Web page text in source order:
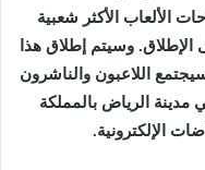
الألعاب الأكثر شعبية
وسيتم إطلاق هذا
في صيف 2024، حيث سيجتمع اللاعبون والناشرون
مدينة الرياض بالمملكة
الإلكترونية.